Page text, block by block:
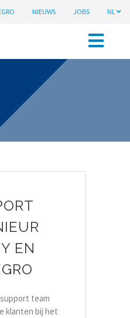
NIEUWS JOBS NL
EN
team
klanten bij het